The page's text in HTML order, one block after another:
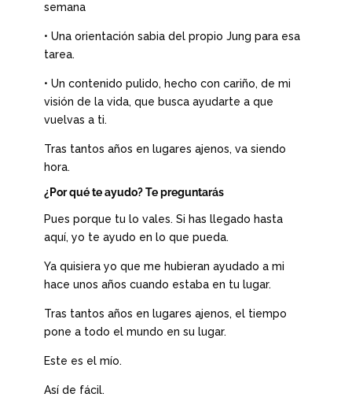
semana
• Una orientación sabia del propio Jung para esa
tarea.
• Un contenido pulido, hecho con cariño, de mi
visión de la vida, que busca ayudarte a que
vuelvas a ti.
Tras tantos años en lugares ajenos, va siendo
hora.
¿Por qué te ayudo? Te preguntarás
Pues porque tu lo vales. Si has llegado hasta
aquí, yo te ayudo en lo que pueda.
Ya quisiera yo que me hubieran ayudado a mi
hace unos años cuando estaba en tu lugar.
Tras tantos años en lugares ajenos, el tiempo
pone a todo el mundo en su lugar.
Este es el mío.
Así de fácil.